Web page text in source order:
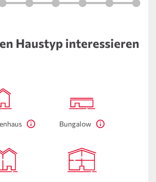
Haustyp interessieren
Bungalow